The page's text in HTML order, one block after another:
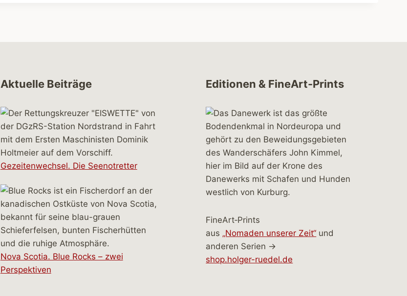
Aktuelle Beiträge
Gezeitenwechsel. Die Seenotretter
Nova Scotia. Blue Rocks – zwei
Perspektiven
Editionen & FineArt-Prints
FineArt‑Prints
aus „Nomaden unserer Zeit“ und
anderen Serien →
shop.holger-ruedel.de